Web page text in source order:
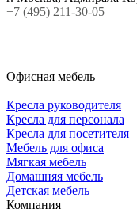
+7 (495) 211-30-05
Офисная мебель
Кресла руководителя
Кресла для персонала
Кресла для посетителя
Мебель для офиса
Мягкая мебель
Домашняя мебель
Детская мебель
Компания